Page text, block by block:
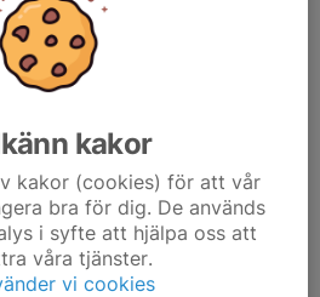
Forsell
kakor
kakor (cookies) för att vår
bra för dig. De används
i syfte att hjälpa oss att
våra tjänster.
vi cookies